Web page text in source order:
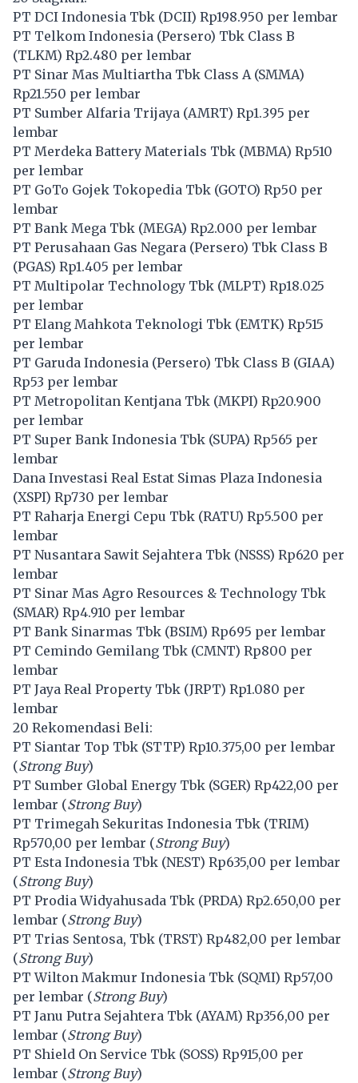
PT DCI Indonesia Tbk (DCII) Rp198.950 per lembar
PT Telkom Indonesia (Persero) Tbk Class B
(TLKM) Rp2.480 per lembar
PT Sinar Mas Multiartha Tbk Class A (SMMA)
Rp21.550 per lembar
PT Sumber Alfaria Trijaya (AMRT) Rp1.395 per
lembar
PT Merdeka Battery Materials Tbk (MBMA) Rp510
per lembar
PT GoTo Gojek Tokopedia Tbk (GOTO) Rp50 per
lembar
PT Bank Mega Tbk (MEGA) Rp2.000 per lembar
PT Perusahaan Gas Negara (Persero) Tbk Class B
(PGAS) Rp1.405 per lembar
PT Multipolar Technology Tbk (MLPT) Rp18.025
per lembar
PT Elang Mahkota Teknologi Tbk (EMTK) Rp515
per lembar
PT Garuda Indonesia (Persero) Tbk Class B (GIAA)
Rp53 per lembar
PT Metropolitan Kentjana Tbk (MKPI) Rp20.900
per lembar
PT Super Bank Indonesia Tbk (SUPA) Rp565 per
lembar
Dana Investasi Real Estat Simas Plaza Indonesia
(XSPI) Rp730 per lembar
PT Raharja Energi Cepu Tbk (RATU) Rp5.500 per
lembar
PT Nusantara Sawit Sejahtera Tbk (NSSS) Rp620 per
lembar
PT Sinar Mas Agro Resources & Technology Tbk
(SMAR) Rp4.910 per lembar
PT Bank Sinarmas Tbk (BSIM) Rp695 per lembar
PT Cemindo Gemilang Tbk (CMNT) Rp800 per
lembar
PT Jaya Real Property Tbk (JRPT) Rp1.080 per
lembar
20 Rekomendasi Beli:
PT Siantar Top Tbk (STTP) Rp10.375,00 per lembar
(Strong Buy)
PT Sumber Global Energy Tbk (SGER) Rp422,00 per
lembar (Strong Buy)
PT Trimegah Sekuritas Indonesia Tbk (TRIM)
Rp570,00 per lembar (Strong Buy)
PT Esta Indonesia Tbk (NEST) Rp635,00 per lembar
(Strong Buy)
PT Prodia Widyahusada Tbk (PRDA) Rp2.650,00 per
lembar (Strong Buy)
PT Trias Sentosa, Tbk (TRST) Rp482,00 per lembar
(Strong Buy)
PT Wilton Makmur Indonesia Tbk (SQMI) Rp57,00
per lembar (Strong Buy)
PT Janu Putra Sejahtera Tbk (AYAM) Rp356,00 per
lembar (Strong Buy)
PT Shield On Service Tbk (SOSS) Rp915,00 per
lembar (Strong Buy)